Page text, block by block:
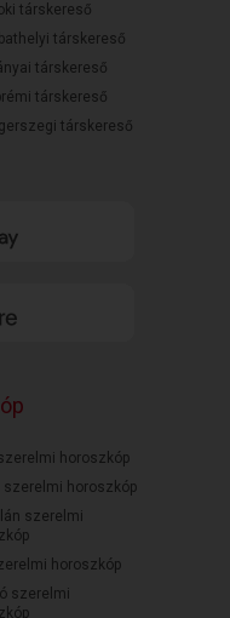
társkereső
társkereső
társkereső
társkereső
társkereső
horoszkóp
szerelmi horoszkóp
szerelmi
horoszkóp
szerelmi